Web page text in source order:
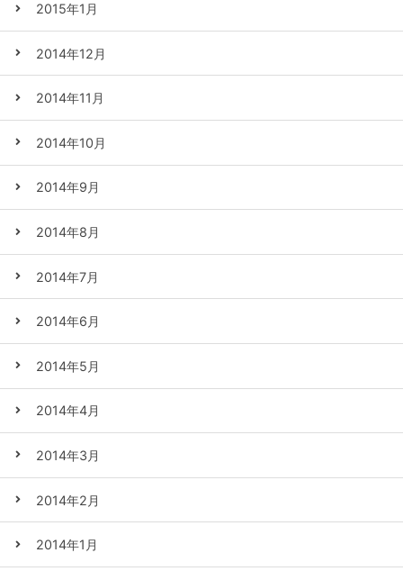
2015年1月
2014年12月
2014年11月
2014年10月
2014年9月
2014年8月
2014年7月
2014年6月
2014年5月
2014年4月
2014年3月
2014年2月
2014年1月